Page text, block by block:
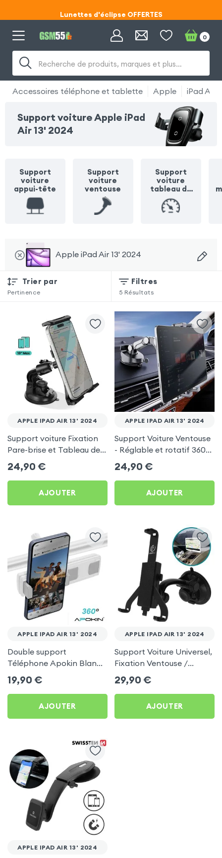
Code ECLIPSE55
Code ECLIPSE55
Recherche de produits, marques et plus…
0
Accessoires téléphone et tablette Apple iPad Air
Support voiture Apple iPad
Air 13' 2024
Support
voiture
appui-tête
Support
voiture
ventouse
Support
voiture
tableau de
bord
Apple iPad Air 13' 2024
Trier par
Pertinence
Filtres
5 Résultats
APPLE IPAD AIR 13' 2024
Support voiture Fixation
Pare-brise et Tableau de
bord pour Apple iPad Air
13' 2024
24,90 €
AJOUTER
APPLE IPAD AIR 13' 2024
Support Voiture Ventouse
- Réglable et rotatif 360°
pour Apple iPad Air 13'
2024
24,90 €
AJOUTER
APPLE IPAD AIR 13' 2024
Double support
Téléphone Apokin Blanc
pour Tiktok, Insta,
Snapchat, Youtube, Vlog
et Twitch
19,90 €
AJOUTER
APPLE IPAD AIR 13' 2024
Support Voiture Universel,
Fixation Ventouse /
Appuie Tête , 2 en 1 - Noir
pour Apple iPad Air 13'
2024
29,90 €
AJOUTER
APPLE IPAD AIR 13' 2024